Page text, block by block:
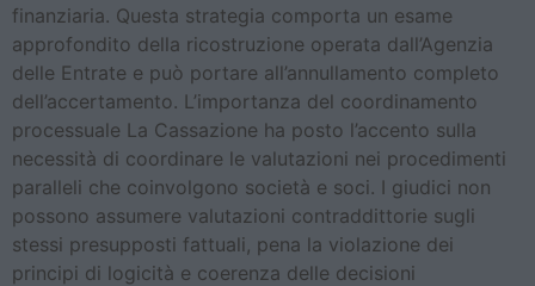
finanziaria. Questa strategia comporta un esame
approfondito della ricostruzione operata dall’Agenzia
delle Entrate e può portare all’annullamento completo
dell’accertamento. L’importanza del coordinamento
processuale La Cassazione ha posto l’accento sulla
necessità di coordinare le valutazioni nei procedimenti
paralleli che coinvolgono società e soci. I giudici non
possono assumere valutazioni contraddittorie sugli
stessi presupposti fattuali, pena la violazione dei
principi di logicità e coerenza delle decisioni